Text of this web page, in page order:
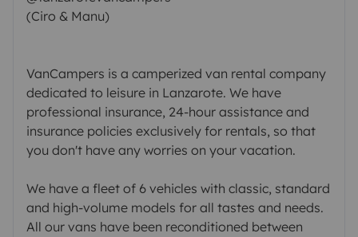
(Ciro & Manu)
VanCampers is a camperized van rental company
dedicated to leisure in Lanzarote. We have
professional insurance, 24-hour assistance and
insurance policies exclusively for rentals, so that
you don't have any worries on your vacation.
We have a fleet of 6 vehicles with classic, standard
and high-volume models for all tastes and needs.
All our vans have been reconditioned between